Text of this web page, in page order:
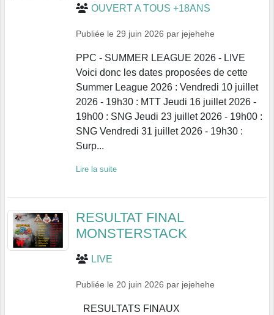
OUVERT A TOUS +18ANS
Publiée le 29 juin 2026 par jejehehe
PPC - SUMMER LEAGUE 2026 - LIVE
Voici donc les dates proposées de cette
Summer League 2026 : Vendredi 10 juillet
2026 - 19h30 : MTT Jeudi 16 juillet 2026 -
19h00 : SNG Jeudi 23 juillet 2026 - 19h00 :
SNG Vendredi 31 juillet 2026 - 19h30 :
Surp...
Lire la suite
RESULTAT FINAL
MONSTERSTACK
LIVE
Publiée le 20 juin 2026 par jejehehe
RESULTATS FINAUX